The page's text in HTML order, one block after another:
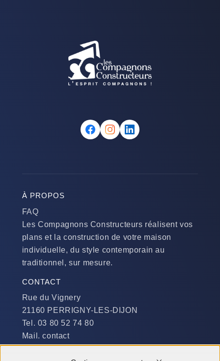
À PROPOS
FAQ
Les Compagnons Constructeurs réalisent vos
plans et la construction de votre maison
individuelle, du style contemporain au
traditionnel, sur mesure.
CONTACT
Rue du Vignery
21160 PERRIGNY-LES-DIJON
Tel. 03 80 52 74 80
Mail. contact